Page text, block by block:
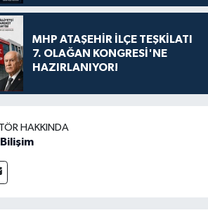
MHP ATAŞEHİR İLÇE TEŞKİLATI
7. OLAĞAN KONGRESİ'NE
HAZIRLANIYOR!
HAKKINDA
Bilişim